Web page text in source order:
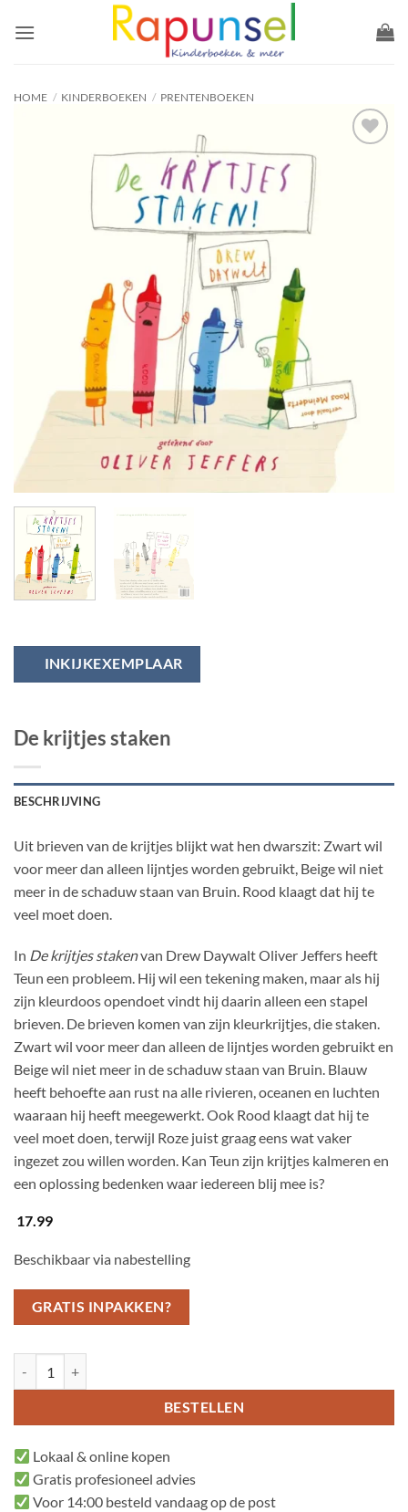
naar
HOME / KINDERBOEKEN / PRENTENBOEKEN
INKIJKEXEMPLAAR
De krijtjes staken
BESCHRIJVING
Uit brieven van de krijtjes blijkt wat hen dwarszit: Zwart wil
voor meer dan alleen lijntjes worden gebruikt, Beige wil niet
meer in de schaduw staan van Bruin. Rood klaagt dat hij te
veel moet doen.
In De krijtjes stakenvan Drew Daywalt Oliver Jeffers heeft
Teun een probleem. Hij wil een tekening maken, maar als hij
zijn kleurdoos opendoet vindt hij daarin alleen een stapel
brieven. De brieven komen van zijn kleurkrijtjes, die staken.
Zwart wil voor meer dan alleen de lijntjes worden gebruikt en
Beige wil niet meer in de schaduw staan van Bruin. Blauw
heeft behoefte aan rust na alle rivieren, oceanen en luchten
waaraan hij heeft meegewerkt. Ook Rood klaagt dat hij te
veel moet doen, terwijl Roze juist graag eens wat vaker
ingezet zou willen worden. Kan Teun zijn krijtjes kalmeren en
een oplossing bedenken waar iedereen blij mee is?
17.99
Beschikbaar via nabestelling
GRATIS INPAKKEN?
BESTELLEN
Lokaal & online kopen
Gratis profesioneel advies
Voor 14:00 besteld vandaag op de post